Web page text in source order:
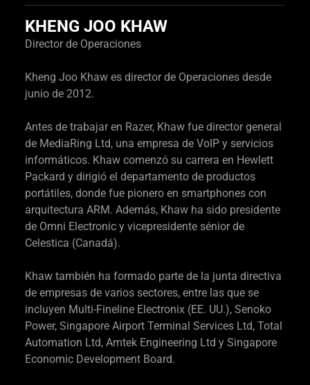
KHENG JOO KHAW
Director de Operaciones
Kheng Joo Khaw es director de Operaciones desde
junio de 2012.
Antes de trabajar en Razer, Khaw fue director general
de MediaRing Ltd, una empresa de VoIP y servicios
informáticos. Khaw comenzó su carrera en Hewlett
Packard y dirigió el departamento de productos
portátiles, donde fue pionero en smartphones con
arquitectura ARM. Además, Khaw ha sido presidente
de Omni Electronic y vicepresidente sénior de
Celestica (Canadá).
Khaw también ha formado parte de la junta directiva
de empresas de varios sectores, entre las que se
incluyen Multi-Fineline Electronix (EE. UU.), Senoko
Power, Singapore Airport Terminal Services Ltd, Total
Automation Ltd, Amtek Engineering Ltd y Singapore
Economic Development Board.